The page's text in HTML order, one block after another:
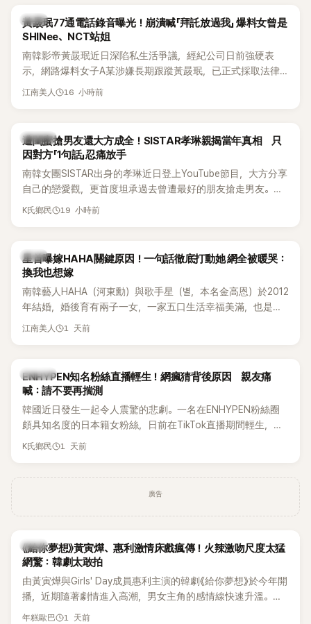
韓星
黃晸珉77通電話錄音曝光！崩潰喊「拜託放過我」 爆料女曾是
SHINee、NCT站姐
南韓影帝黃晸珉近日深陷私生活爭議，經紀公司日前強硬表
示，網路爆料女子A某涉嫌長期跟蹤黃晸珉，已正式採取法律
行動。不過，A並未停止發聲，持續透過社群平台公開爆料，反
的錄音內容，而A也首度承認自己過去曾是SHINee、NCT等偶
像團體的「站姐」，事件持續延燒。
江南美人 16 小時前
K-POP
遭閨蜜搶男友還大方成全！SISTAR孝琳親揭當年真相 只
因對方「1句話」忍痛放手
南韓女團SISTAR出身的孝琳近日登上YouTube節目，大方分享
自己的戀愛觀，更首度坦承過去曾遭最好的朋友搶走男友。她
表示，當時選擇瀟灑放手，但如果同樣的事情現在再發生，「我
K氏鄉民 19 小時前
韓星
星首曝嫁HAHA關鍵原因！一句話徹底打動她 網全被暖哭：
換我也想嫁
南韓藝人HAHA（河東勳）與歌手星（별，本名金高恩）於2012
年結婚，婚後育有兩子一女，一家五口生活幸福美滿，也是韓
國演藝圈公認的模範夫妻。近日，星首度公開當年決定嫁給
江南美人 1 天前
K-POP
ENHYPEN知名粉絲直播輕生！網瘋猜背後原因 親友痛
喊：請不要再揣測
韓國近日發生一起令人震驚的悲劇。一名在ENHYPEN粉絲圈
頗具知名度的日本籍女粉絲，日前在TikTok直播期間輕生，最
終不幸身亡，消息曝光後震驚韓網，也讓不少粉絲湧入社群平
K氏鄉民 1 天前
廣告
韓劇
《給你夢想》黃寅燁、惠利激情床戲瘋傳！火辣激吻尺度太猛
網驚：韓劇太敢拍
由黃寅燁與Girls' Day成員惠利主演的韓劇《給你夢想》於今年開
播，近期隨著劇情進入高潮，男女主角的感情線快速升溫。最
新播出的第8集不僅上演火辣吻戲，更接連出現床戲橋段，讓
年糕歐巴 1 天前